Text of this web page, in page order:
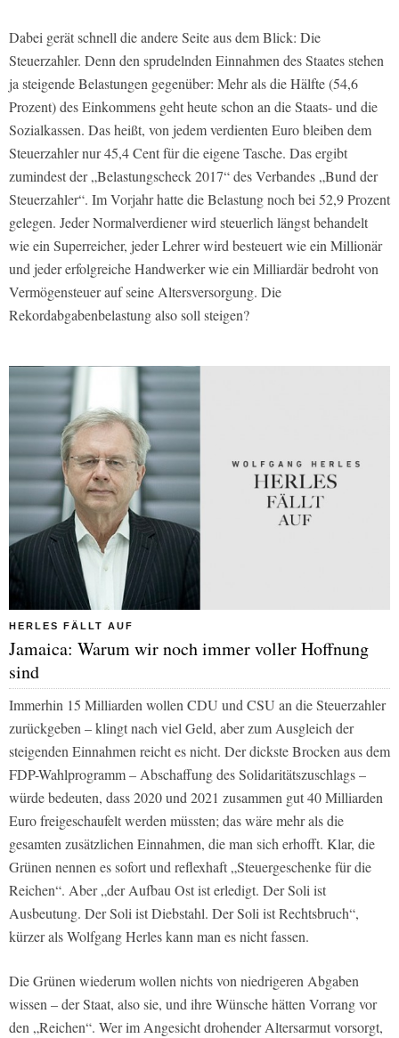
Dabei gerät schnell die andere Seite aus dem Blick: Die
Steuerzahler. Denn den sprudelnden Einnahmen des Staates stehen
ja steigende Belastungen gegenüber: Mehr als die Hälfte (54,6
Prozent) des Einkommens geht heute schon an die Staats- und die
Sozialkassen. Das heißt, von jedem verdienten Euro bleiben dem
Steuerzahler nur 45,4 Cent für die eigene Tasche. Das ergibt
zumindest der „Belastungscheck 2017“ des Verbandes „Bund der
Steuerzahler“. Im Vorjahr hatte die Belastung noch bei 52,9 Prozent
gelegen. Jeder Normalverdiener wird steuerlich längst behandelt
wie ein Superreicher, jeder Lehrer wird besteuert wie ein Millionär
und jeder erfolgreiche Handwerker wie ein Milliardär bedroht von
Vermögensteuer auf seine Altersversorgung. Die
Rekordabgabenbelastung also soll steigen?
HERLES FÄLLT AUF
Jamaica: Warum wir noch immer voller Hoffnung
sind
Immerhin 15 Milliarden wollen CDU und CSU an die Steuerzahler
zurückgeben – klingt nach viel Geld, aber zum Ausgleich der
steigenden Einnahmen reicht es nicht. Der dickste Brocken aus dem
FDP-Wahlprogramm – Abschaffung des Solidaritätszuschlags –
würde bedeuten, dass 2020 und 2021 zusammen gut 40 Milliarden
Euro freigeschaufelt werden müssten; das wäre mehr als die
gesamten zusätzlichen Einnahmen, die man sich erhofft. Klar, die
Grünen nennen es sofort und reflexhaft „Steuergeschenke für die
Reichen“. Aber „der Aufbau Ost ist erledigt. Der Soli ist
Ausbeutung. Der Soli ist Diebstahl. Der Soli ist Rechtsbruch“,
kürzer als Wolfgang Herles kann man es nicht fassen.
Die Grünen wiederum wollen nichts von niedrigeren Abgaben
wissen – der Staat, also sie, und ihre Wünsche hätten Vorrang vor
den „Reichen“. Wer im Angesicht drohender Altersarmut vorsorgt,